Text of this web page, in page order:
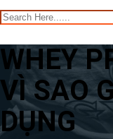
WHEY
VÌ SAO
DỤNG